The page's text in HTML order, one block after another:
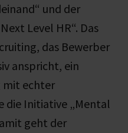
und der
Level HR“. Das
das Bewerber
anspricht, ein
mit echter
die Initiative „Mental
geht der